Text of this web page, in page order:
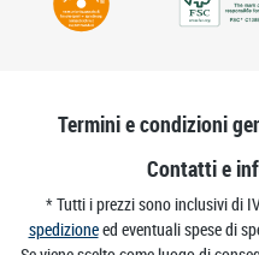
Termini e condizioni
Contatti e
* Tutti i prezzi sono inclusivi di
spedizioneed eventuali spese di